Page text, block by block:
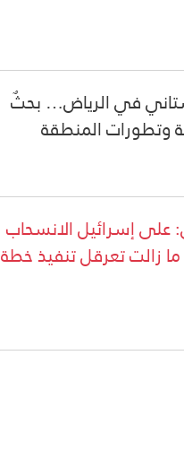
في الرياض… بحثٌ
وتطورات المنطقة
على إسرائيل الانسحاب
زالت تعرقل تنفيذ خطة